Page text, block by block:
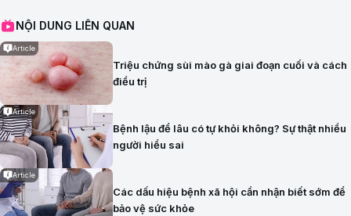
NỘI DUNG LIÊN QUAN
Article
Triệu chứng sùi mào gà giai đoạn cuối và cách
điều trị
Article
Bệnh lậu để lâu có tự khỏi không? Sự thật nhiều
người hiểu sai
Article
Các dấu hiệu bệnh xã hội cần nhận biết sớm để
bảo vệ sức khỏe